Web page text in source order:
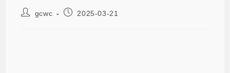
gcwc 2025-03-21